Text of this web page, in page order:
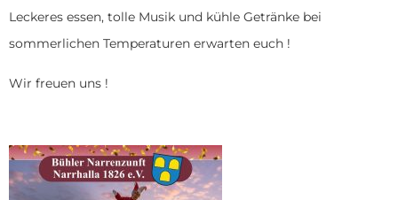
Leckeres essen, tolle Musik und kühle Getränke bei
sommerlichen Temperaturen erwarten euch !
Wir freuen uns !